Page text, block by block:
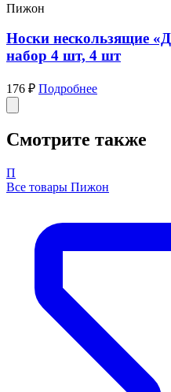
Пижон
Носки нескользящие
набор 4 шт, 4 шт
176 ₽ Подробнее
Смотрите также
П
Все товары Пижон